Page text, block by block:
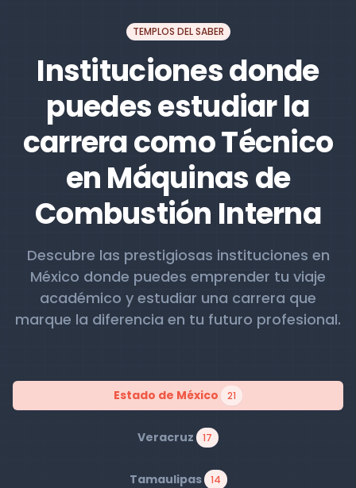
TEMPLOS DEL SABER
Instituciones donde
puedes estudiar la
carrera como Técnico
en Máquinas de
Combustión Interna
Descubre las prestigiosas instituciones en
México donde puedes emprender tu viaje
académico y estudiar una carrera que
marque la diferencia en tu futuro profesional.
Estado de México 21
Veracruz 17
Tamaulipas 14